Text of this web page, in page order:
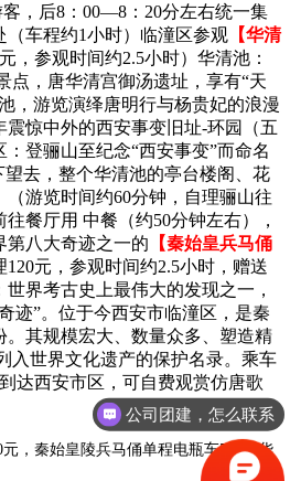
客，后8：00—8：20分左右统一集
（车程约1小时）临潼区参观 【华清
，参观时间约2.5小时）华清池：
点，唐华清宫御汤遗址，享有“天
，游览演绎唐明行与杨贵妃的浪漫
震惊中外的西安事变旧址-环园（五
登骊山至纪念“西安事变”而命名
望去，整个华清池的亭台楼阁、花
（游览时间约60分钟，自理骊山往
餐厅用 中餐（约50分钟左右），
第八大奇迹之一的 【秦始皇兵马俑
120元，参观时间约2.5小时，赠送
界考古史上最伟大的发现之一，
迹”。位于今西安市临潼区，是秦
。其规模宏大、数量众多、塑造精
入世界文化遗产的保护名录。乘车
达西安市区，可自费观赏仿唐歌
元，秦始皇陵兵马俑单程电瓶车5元，华
公司团建，怎么联系